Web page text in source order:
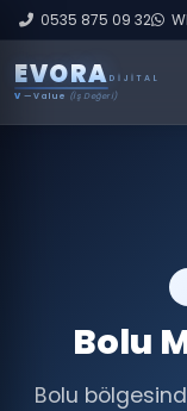
0535 875 09 32
EVORA DIJITAL
V — Value (İş Değeri)
Bolu
Bolu